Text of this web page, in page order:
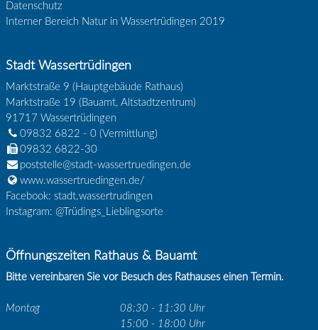
Datenschutz
Interner Bereich Natur in Wassertrüdingen 2019
Stadt Wassertrüdingen
Marktstraße 9 (Hauptgebäude Rathaus)
Marktstraße 19 (Bauamt, Altstadtzentrum)
91717 Wassertrüdingen
09832 6822 - 0(Vermittlung)
09832 6822-30
poststelle@stadt-wassertruedingen.de
www.wassertruedingen.de/
Facebook: stadt.wassertrudingen
Instagram: @Trüdings_Lieblingsorte
Öffnungszeiten Rathaus & Bauamt
Bitte vereinbaren Sie vor Besuch des Rathauses einen Termin.
Montag
08:30 - 11:30 Uhr
15:00 - 18:00 Uhr